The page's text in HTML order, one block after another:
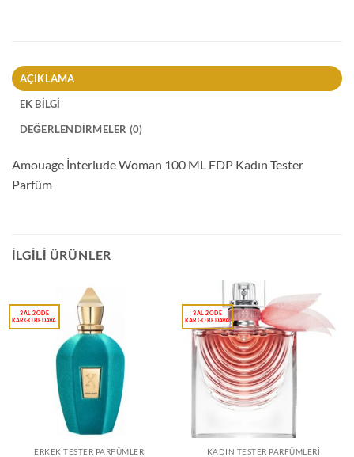
AÇIKLAMA
EK BILGI
DEĞERLENDIRMELER (0)
Amouage İnterlude Woman 100 ML EDP Kadın Tester
Parfüm
İLGILI ÜRÜNLER
ERKEK TESTER PARFÜMLERI KADIN TESTER PARFÜMLERI